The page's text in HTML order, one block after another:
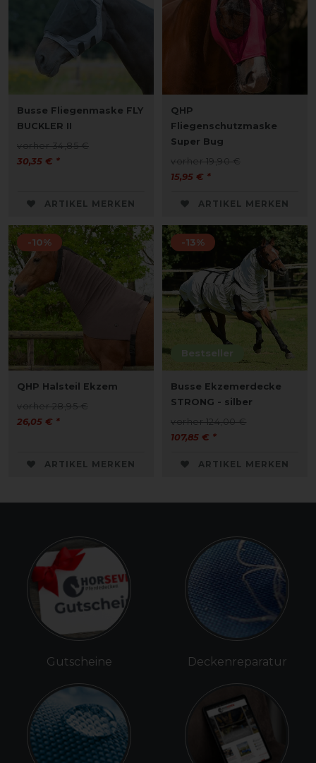
Busse Fliegenmaske FLY
BUCKLER II
vorher 34,85 €
30,35 € *
ARTIKEL MERKEN
QHP
Fliegenschutzmaske
Super Bug
vorher 19,90 €
15,95 € *
ARTIKEL MERKEN
-10%
QHP Halsteil Ekzem
vorher 28,95 €
26,05 € *
ARTIKEL MERKEN
Bestseller
-13%
Busse Ekzemerdecke
STRONG - silber
vorher 124,00 €
107,85 € *
ARTIKEL MERKEN
Gutscheine Deckenreparatur